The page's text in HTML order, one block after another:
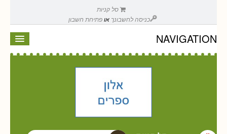
סל קניות
כניסה לחשבונך אופתיחת חשבון
NAVIGATION